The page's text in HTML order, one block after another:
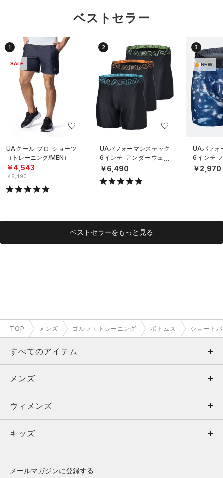
ベストセラー
1
SALE
UAクール プロ ショーツ
（トレーニング/MEN）
￥4,543
￥6,490
2
UAパフォーマンステック
6インチ アンダーウェア
（3枚セット）（トレーニ
￥6,490
3
NEW
UAパフォ
6インチ
ダーウェ
￥2,970
ベストセラーをもっと見る
TOP メンズ ゴルフ＋トレーニング ボトムス ショート
すべてのアイテム
メンズ
ウィメンズ
キッズ
メンズ
トップス
ボトムス
ウィメンズ
トップス
キッズ
メールマガジンに登録する